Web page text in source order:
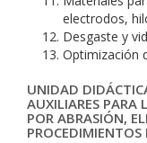
electrodos,
Desgaste y
Optimización
UNIDAD
AUXILIARES PARA
POR ABRASIÓN,
PROCEDIMIENTOS